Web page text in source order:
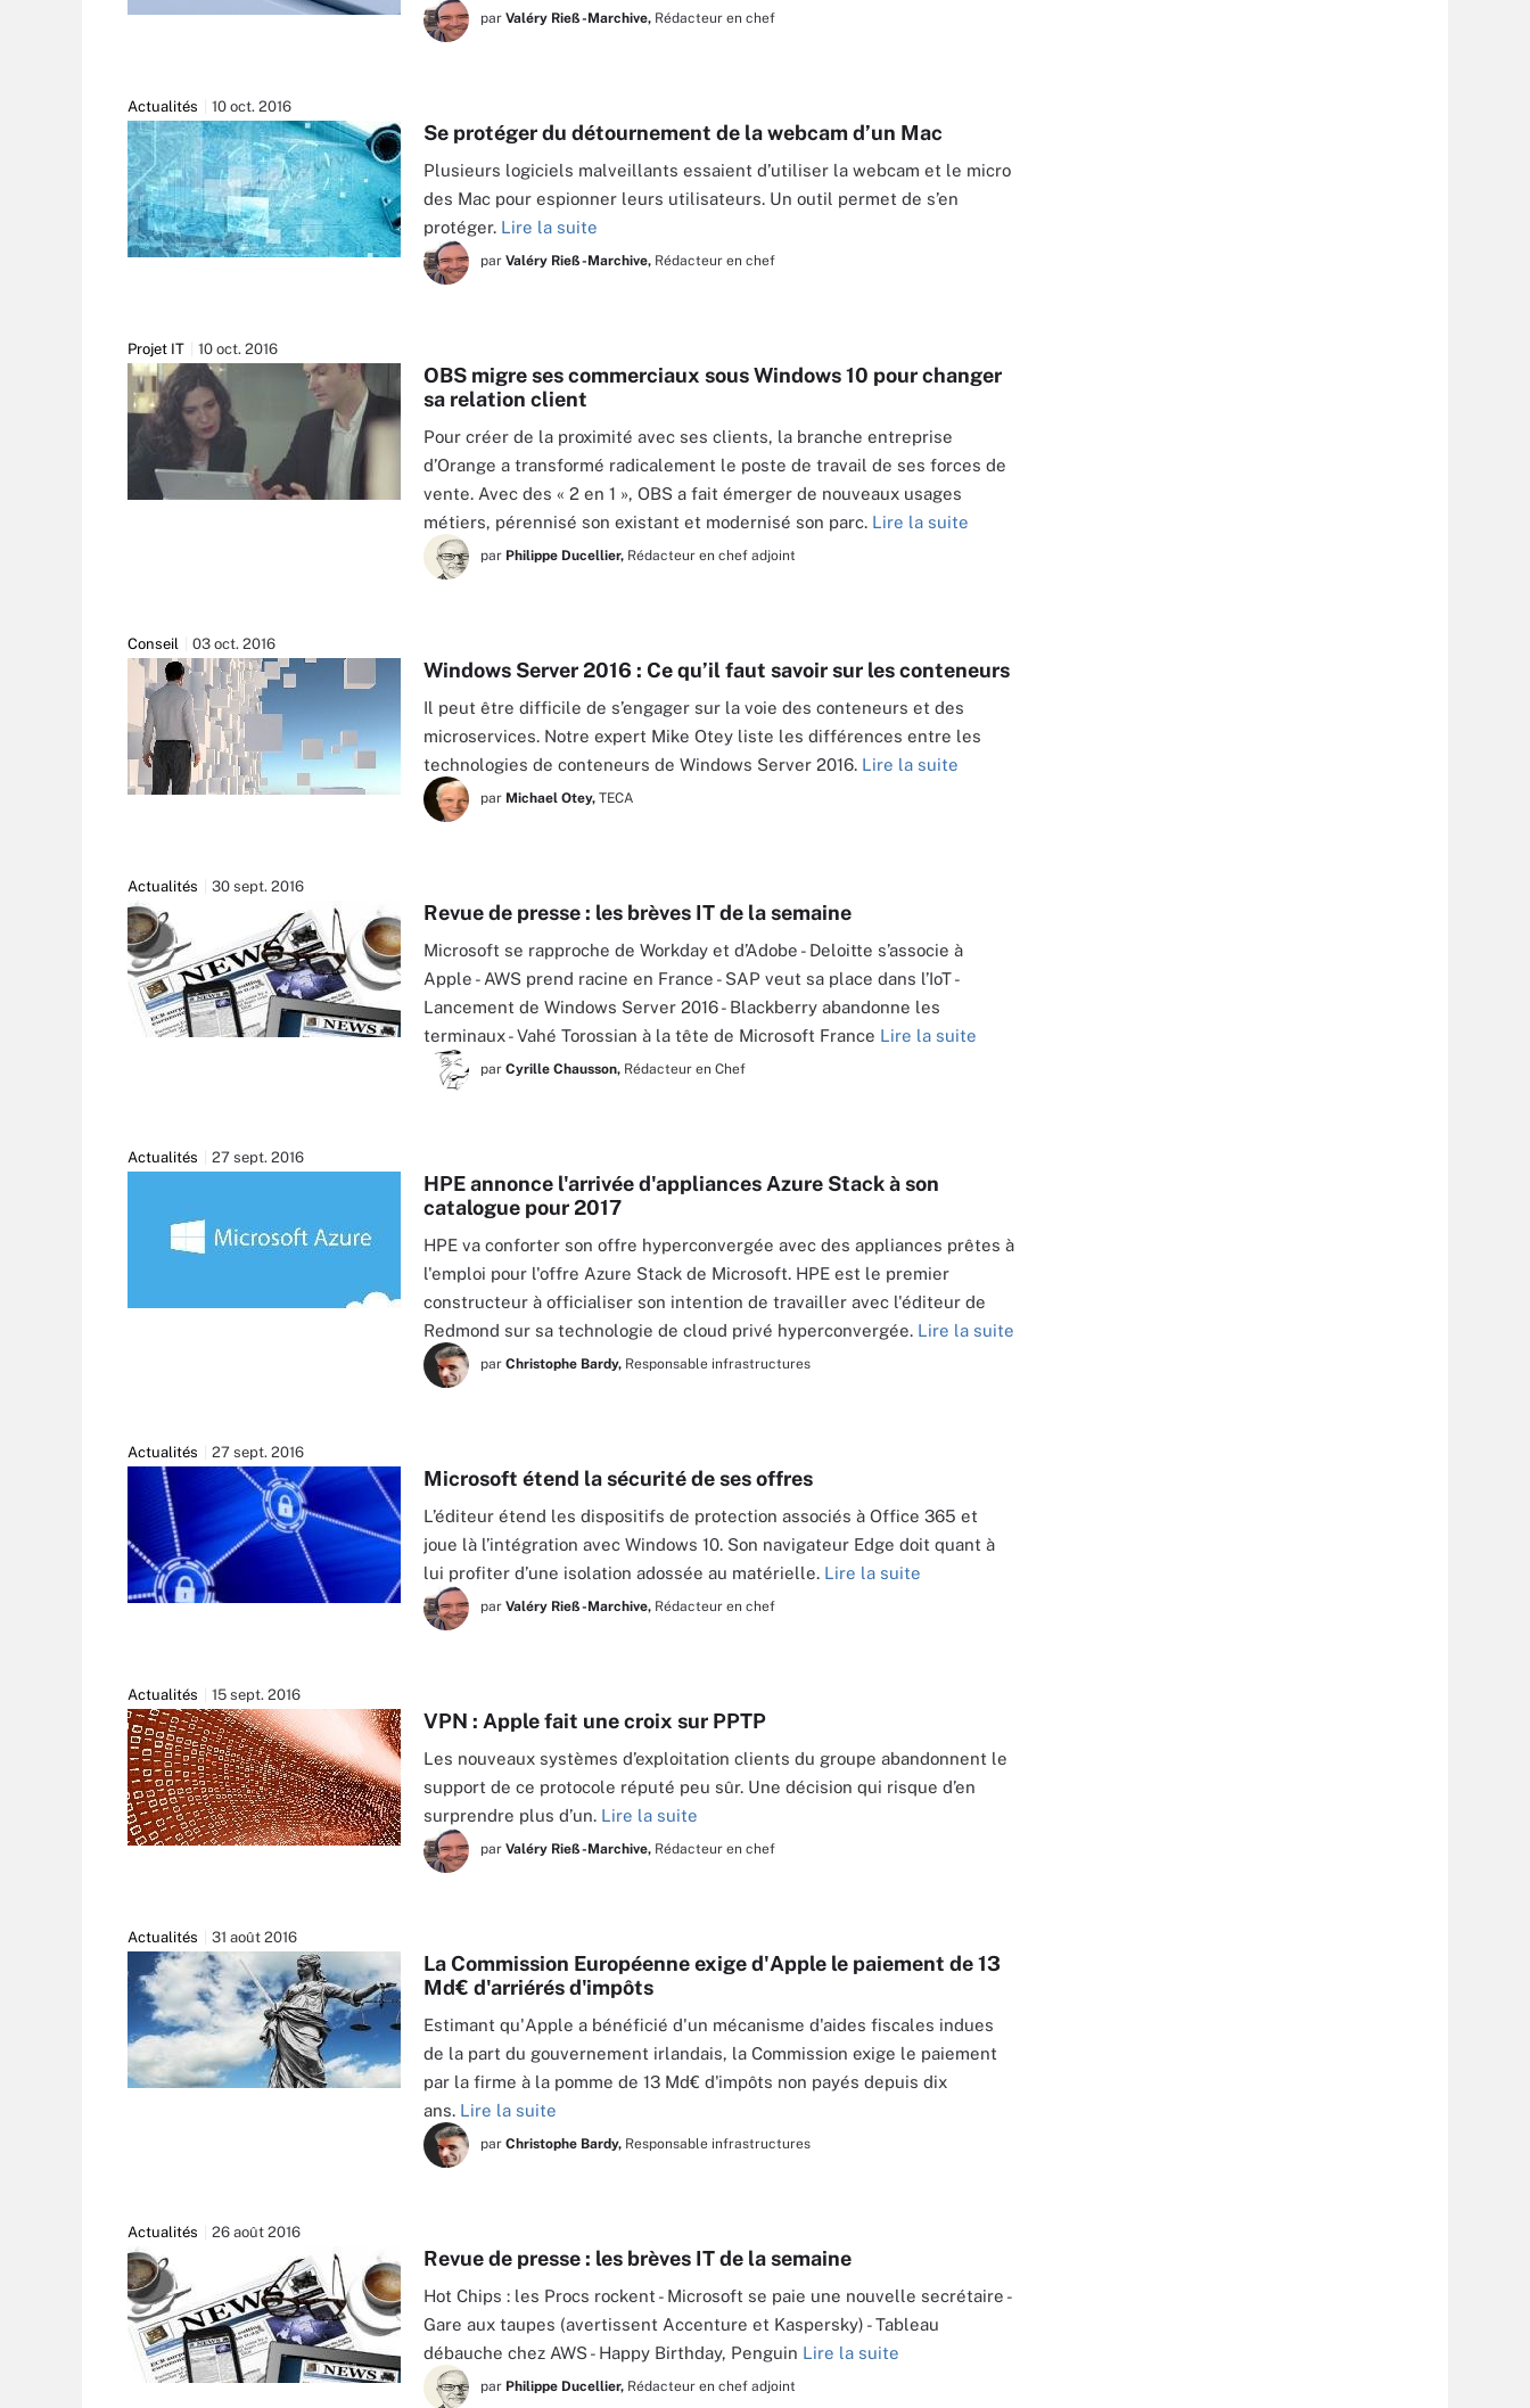
par Valéry Rieß-Marchive, Rédacteur en chef
Actualités 10 oct. 2016
Se protéger du détournement de la webcam d’un Mac
Plusieurs logiciels malveillants essaient d’utiliser la webcam et le micro
des Mac pour espionner leurs utilisateurs. Un outil permet de s’en
protéger. Lire la suite
par Valéry Rieß-Marchive, Rédacteur en chef
Projet IT 10 oct. 2016
OBS migre ses commerciaux sous Windows 10 pour changer
sa relation client
Pour créer de la proximité avec ses clients, la branche entreprise
d’Orange a transformé radicalement le poste de travail de ses forces de
vente. Avec des « 2 en 1 », OBS a fait émerger de nouveaux usages
métiers, pérennisé son existant et modernisé son parc. Lire la suite
par Philippe Ducellier, Rédacteur en chef adjoint
Conseil 03 oct. 2016
Windows Server 2016 : Ce qu’il faut savoir sur les conteneurs
Il peut être difficile de s’engager sur la voie des conteneurs et des
microservices. Notre expert Mike Otey liste les différences entre les
technologies de conteneurs de Windows Server 2016. Lire la suite
par Michael Otey, TECA
Actualités 30 sept. 2016
Revue de presse : les brèves IT de la semaine
Microsoft se rapproche de Workday et d’Adobe - Deloitte s’associe à
Apple - AWS prend racine en France - SAP veut sa place dans l’IoT -
Lancement de Windows Server 2016 - Blackberry abandonne les
terminaux - Vahé Torossian à la tête de Microsoft France Lire la suite
par Cyrille Chausson, Rédacteur en Chef
Actualités 27 sept. 2016
HPE annonce l'arrivée d'appliances Azure Stack à son
catalogue pour 2017
HPE va conforter son offre hyperconvergée avec des appliances prêtes à
l'emploi pour l'offre Azure Stack de Microsoft. HPE est le premier
constructeur à officialiser son intention de travailler avec l'éditeur de
Redmond sur sa technologie de cloud privé hyperconvergée. Lire la suite
par Christophe Bardy, Responsable infrastructures
Actualités 27 sept. 2016
Microsoft étend la sécurité de ses offres
L’éditeur étend les dispositifs de protection associés à Office 365 et
joue là l’intégration avec Windows 10. Son navigateur Edge doit quant à
lui profiter d’une isolation adossée au matérielle. Lire la suite
par Valéry Rieß-Marchive, Rédacteur en chef
Actualités 15 sept. 2016
VPN : Apple fait une croix sur PPTP
Les nouveaux systèmes d’exploitation clients du groupe abandonnent le
support de ce protocole réputé peu sûr. Une décision qui risque d’en
surprendre plus d’un. Lire la suite
par Valéry Rieß-Marchive, Rédacteur en chef
Actualités 31 août 2016
La Commission Européenne exige d'Apple le paiement de 13
Md€ d'arriérés d'impôts
Estimant qu'Apple a bénéficié d'un mécanisme d'aides fiscales indues
de la part du gouvernement irlandais, la Commission exige le paiement
par la firme à la pomme de 13 Md€ d'impôts non payés depuis dix
ans. Lire la suite
par Christophe Bardy, Responsable infrastructures
Actualités 26 août 2016
Revue de presse : les brèves IT de la semaine
Hot Chips : les Procs rockent - Microsoft se paie une nouvelle secrétaire -
Gare aux taupes (avertissent Accenture et Kaspersky) - Tableau
débauche chez AWS - Happy Birthday, Penguin Lire la suite
par Philippe Ducellier, Rédacteur en chef adjoint